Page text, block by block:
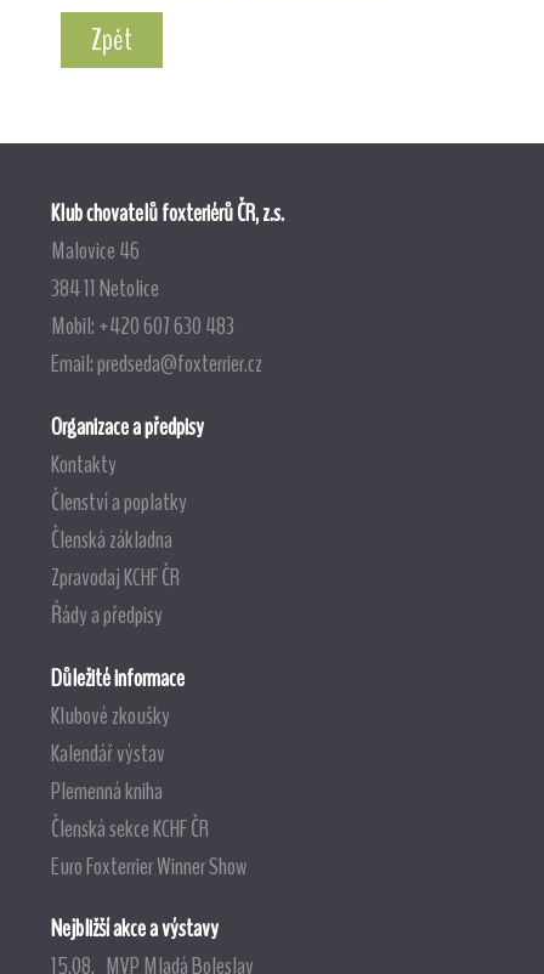
Zpět
Klub chovatelů foxteriérů ČR, z.s.
Malovice 46
384 11 Netolice
Mobil: +420 607 630 483
Email:predseda@foxterrier.cz
Organizace a předpisy
Kontakty
Členství a poplatky
Členská základna
Zpravodaj KCHF ČR
Řády a předpisy
Důležité informace
Klubové zkoušky
Kalendář výstav
Plemenná kniha
Členská sekce KCHF ČR
Euro Foxterrier Winner Show
Nejbližší akce a výstavy
15.08. MVP Mladá Boleslav